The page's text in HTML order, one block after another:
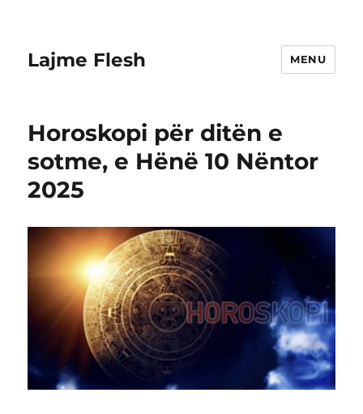
Lajme Flesh MENU
Horoskopi për ditën e
sotme, e Hënë 10 Nëntor
2025